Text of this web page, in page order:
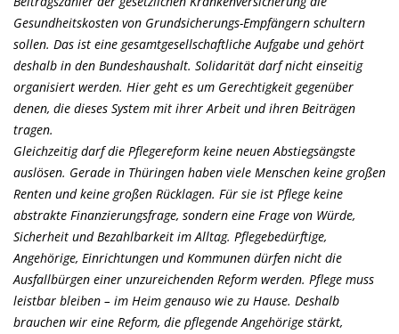
Gesundheitskosten von Grundsicherungs-Empfängern schultern
sollen. Das ist eine gesamtgesellschaftliche Aufgabe und gehört
deshalb in den Bundeshaushalt. Solidarität darf nicht einseitig
organisiert werden. Hier geht es um Gerechtigkeit gegenüber
denen, die dieses System mit ihrer Arbeit und ihren Beiträgen
tragen.
Gleichzeitig darf die Pflegereform keine neuen Abstiegsängste
auslösen. Gerade in Thüringen haben viele Menschen keine großen
Renten und keine großen Rücklagen. Für sie ist Pflege keine
abstrakte Finanzierungsfrage, sondern eine Frage von Würde,
Sicherheit und Bezahlbarkeit im Alltag. Pflegebedürftige,
Angehörige, Einrichtungen und Kommunen dürfen nicht die
Ausfallbürgen einer unzureichenden Reform werden. Pflege muss
leistbar bleiben – im Heim genauso wie zu Hause. Deshalb
brauchen wir eine Reform, die pflegende Angehörige stärkt,